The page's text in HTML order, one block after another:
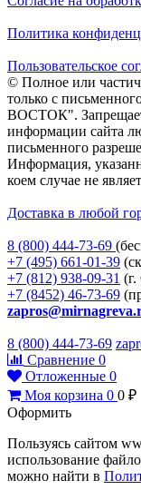
Политика
Пользовательское
© Полное или
только с
ВОСТОК".
информации сайта
письменного
Информация,
коем случае не
Доставка в любой
8 (800) 444-73-69
+7 (495) 661-01-39
+7 (812) 938-09-31
+7 (8452) 46-73-69
8 (800) 444-73-69
Сравнение 0
Отложенные 0
Моя корзина 0 0 ₽
Оформить
Пользуясь сайтом
использование
можно найти в